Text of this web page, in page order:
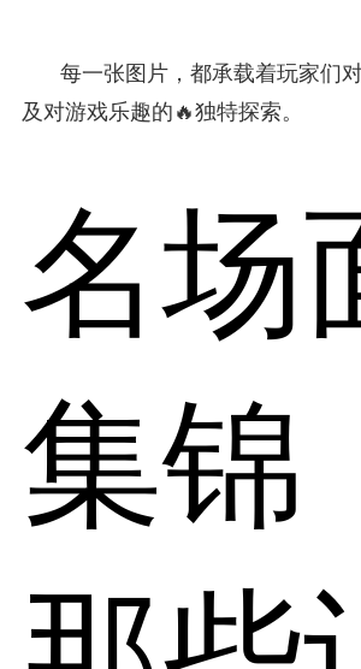
每一张图片，都承载着玩家们
及对游戏乐趣的🔥独特探索。
名场
集锦